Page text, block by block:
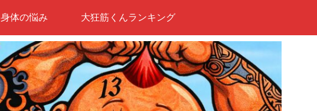
身体の悩み 大狂筋くんランキング